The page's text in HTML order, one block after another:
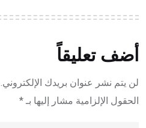
أضف تعليقاً
لن يتم نشر عنوان بريدك الإلكتروني.
الحقول الإلزامية مشار إليها بـ *